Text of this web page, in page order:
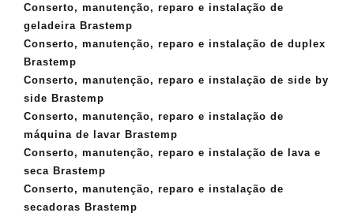
Conserto, manutenção, reparo e instalação de
geladeira Brastemp
Conserto, manutenção, reparo e instalação de duplex
Brastemp
Conserto, manutenção, reparo e instalação de side by
side Brastemp
Conserto, manutenção, reparo e instalação de
máquina de lavar Brastemp
Conserto, manutenção, reparo e instalação de lava e
seca Brastemp
Conserto, manutenção, reparo e instalação de
secadoras Brastemp